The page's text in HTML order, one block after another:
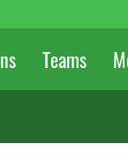
Teams